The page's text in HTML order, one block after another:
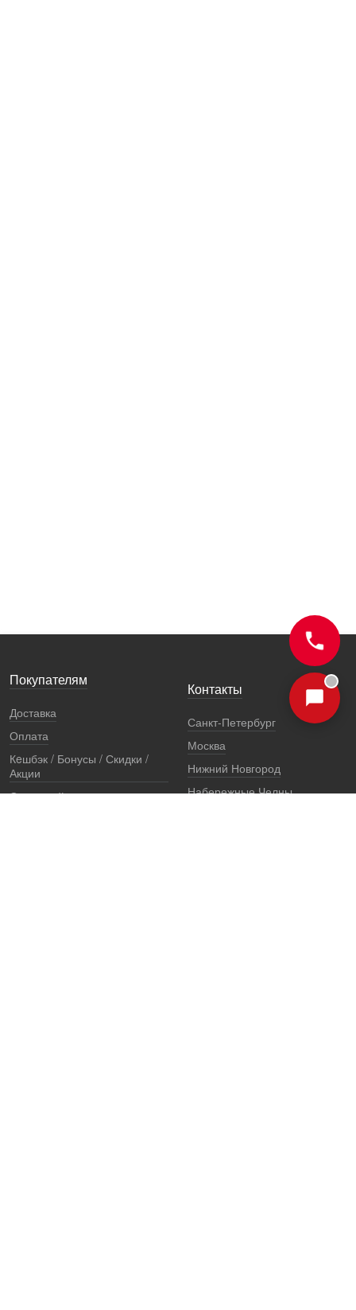
Покупателям
Доставка
Оплата
Кeшбэк / Бонусы / Скидки /
Акции
Остерегайтесь подделок
Контакты
Санкт-Петербург
Москва
Нижний Новгород
Набережные Челны